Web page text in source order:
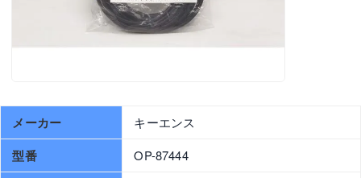
メーカー キーエンス
型番 OP-87444